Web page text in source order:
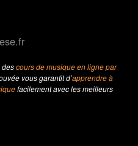
descours de musique en ligne par
vous garantit d’apprendre à
facilement avec les meilleurs